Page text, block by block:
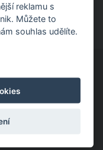
reklamu s
Můžete to
souhlas udělíte.